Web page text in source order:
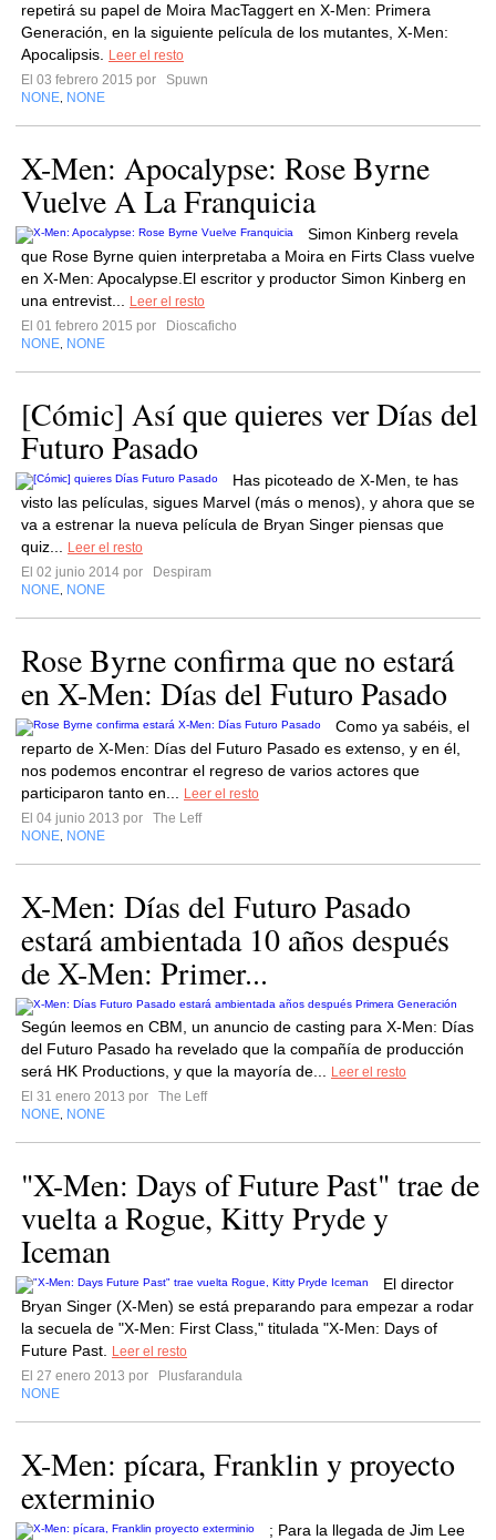
repetirá su papel de Moira MacTaggert en X-Men: Primera
Generación, en la siguiente película de los mutantes, X-Men:
Apocalipsis.
Leer el resto
El 03 febrero 2015 por
Spuwn
NONE NONE
X-Men: Apocalypse: Rose Byrne
Vuelve A La Franquicia
Simon Kinberg revela
que Rose Byrne quien interpretaba a Moira en Firts Class vuelve
en X-Men: Apocalypse.El escritor y productor Simon Kinberg en
una entrevist...
Leer el resto
El 01 febrero 2015 por
Dioscaficho
NONE NONE
[Cómic] Así que quieres ver Días del
Futuro Pasado
Has picoteado de X-Men, te has
visto las películas, sigues Marvel (más o menos), y ahora que se
va a estrenar la nueva película de Bryan Singer piensas que
quiz...
Leer el resto
El 02 junio 2014 por
Despiram
NONE NONE
Rose Byrne confirma que no estará
en X-Men: Días del Futuro Pasado
Como ya sabéis, el
reparto de X-Men: Días del Futuro Pasado es extenso, y en él,
nos podemos encontrar el regreso de varios actores que
participaron tanto en...
Leer el resto
El 04 junio 2013 por
The Leff
NONE NONE
X-Men: Días del Futuro Pasado
estará ambientada 10 años después
de X-Men: Primer...
Según leemos en CBM, un anuncio de casting para X-Men: Días
del Futuro Pasado ha revelado que la compañía de producción
será HK Productions, y que la mayoría de...
Leer el resto
El 31 enero 2013 por
The Leff
NONE NONE
"X-Men: Days of Future Past" trae de
vuelta a Rogue, Kitty Pryde y
Iceman
El director
Bryan Singer (X-Men) se está preparando para empezar a rodar
la secuela de "X-Men: First Class," titulada "X-Men: Days of
Future Past.
Leer el resto
El 27 enero 2013 por
Plusfarandula
NONE
X-Men: pícara, Franklin y proyecto
exterminio
; Para la llegada de Jim Lee